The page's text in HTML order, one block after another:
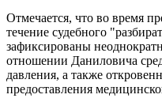
Отмечается, что во время
течение судебного
зафиксированы
отношении Даниловича
давления, а также
предоставления